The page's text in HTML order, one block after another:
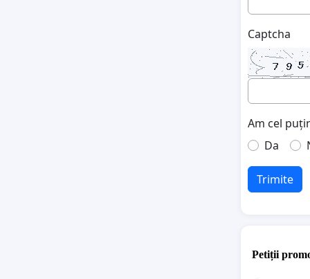
Captcha
Am cel
Da
Trimite
Petiții